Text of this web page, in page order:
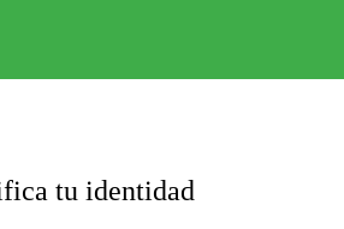
tu identidad